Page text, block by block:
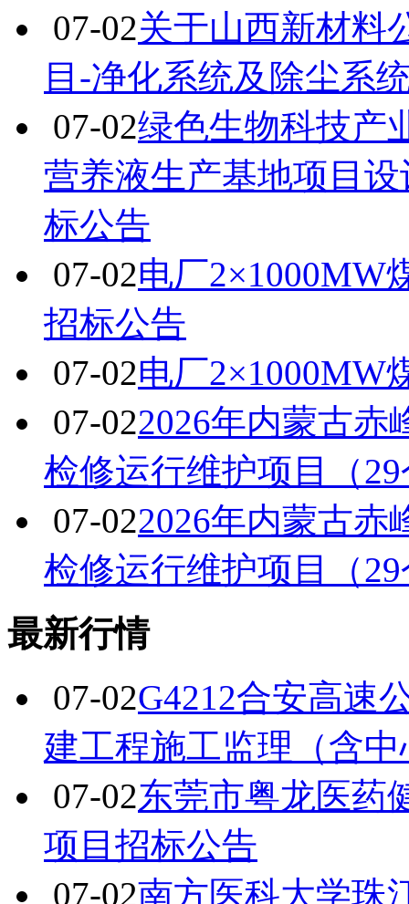
07-02关于山西新材料
目-净化系统及除尘系
07-02绿色生物科技产
营养液生产基地项目
标公告
07-02电厂2×1000MW
招标公告
07-02电厂2×1000MW
07-022026年内蒙古赤
检修运行维护项目（
07-022026年内蒙古赤
检修运行维护项目（
最新行情
07-02G4212合安高速
建工程施工监理（含
07-02东莞市粤龙医药
项目招标公告
07-02南方医科大学珠